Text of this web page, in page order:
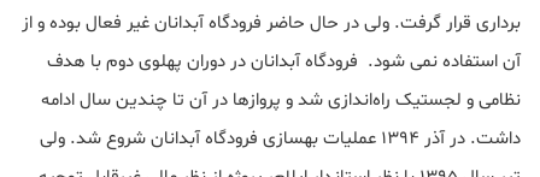
برداری قرار گرفت. ولی در حال حاضر فرودگاه آبدانان غیر فعال بوده و از
آن استفاده نمی شود. فرودگاه آبدانان در دوران پهلوی دوم با هدف
نظامی و لجستیک راه‌اندازی شد و پروازها در آن تا چندین سال ادامه
داشت. در آذر ۱۳۹۴ عملیات بهسازی فرودگاه آبدانان شروع شد. ولی